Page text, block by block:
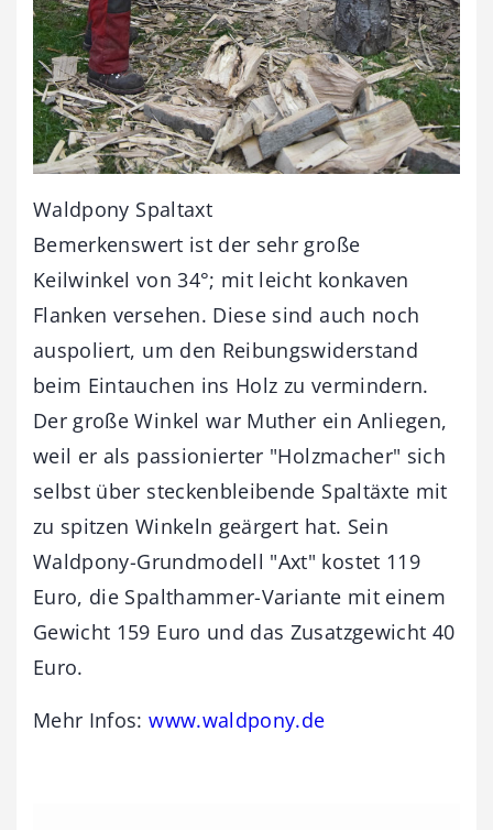
Waldpony Spaltaxt
Bemerkenswert ist der sehr große
Keilwinkel von 34°; mit leicht konkaven
Flanken versehen. Diese sind auch noch
auspoliert, um den Reibungswiderstand
beim Eintauchen ins Holz zu vermindern.
Der große Winkel war Muther ein Anliegen,
weil er als passionierter "Holzmacher" sich
selbst über steckenbleibende Spaltäxte mit
zu spitzen Winkeln geärgert hat. Sein
Waldpony-Grundmodell "Axt" kostet 119
Euro, die Spalthammer-Variante mit einem
Gewicht 159 Euro und das Zusatzgewicht 40
Euro.
Mehr Infos:www.waldpony.de